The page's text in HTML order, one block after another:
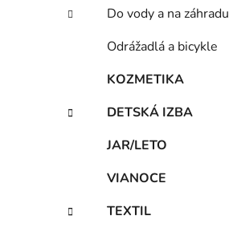
Do vody a na záhradu
Odrážadlá a bicykle
KOZMETIKA
DETSKÁ IZBA
JAR/LETO
VIANOCE
TEXTIL